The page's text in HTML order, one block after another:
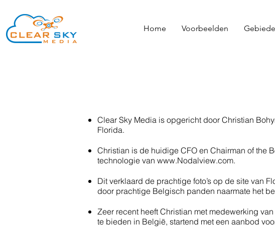
Home Voorbeelden
Clear Sky Media is opgericht door Christian
Florida.
Christian is de huidige CFO en Chairman of the
technologie van www.Nodalview.com.
Dit verklaard de prachtige foto’s op de site van
door prachtige Belgisch panden naarmate het
Zeer recent heeft Christian met medewerking
te bieden in België, startend met een aanbod